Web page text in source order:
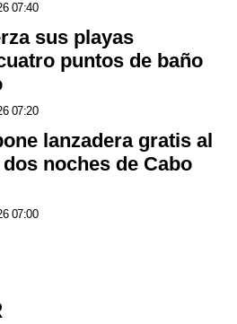
07:40
sus playas
puntos de baño
07:20
lanzadera gratis al
noches de Cabo
07:00